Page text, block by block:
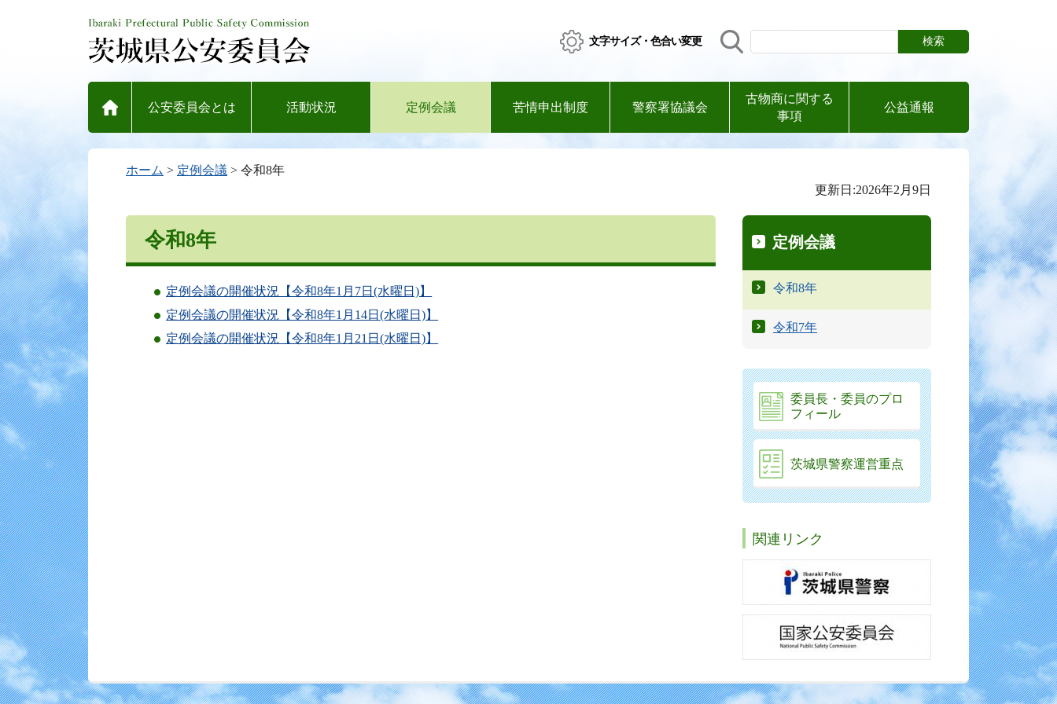
文字サイズ・色合い変更
ホーム 公安委員会とは 活動状況 定例会議 苦情申出制度 警察署協議会
古物商に関する
事項
公益通報
ホーム > 定例会議 > 令和8年
更新日:2026年2月9日
令和8年
定例会議の開催状況【令和8年1月7日(水曜日)】
定例会議の開催状況【令和8年1月14日(水曜日)】
定例会議の開催状況【令和8年1月21日(水曜日)】
定例会議
令和8年
令和7年
委員長・委員のプロ
フィール
茨城県警察運営重点
関連リンク